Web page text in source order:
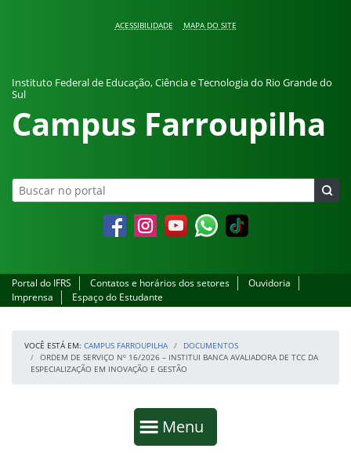
ACESSIBILIDADE MAPA DO SITE
Instituto Federal de Educação, Ciência e Tecnologia do Rio Grande do
Sul
Campus Farroupilha
FacebookInstagramYouTubeWhatsapp
Portal do IFRS Contatos e horários dos setores
Ouvidoria
Imprensa
Espaço do Estudante
VOCÊ ESTÁ EM: CAMPUS FARROUPILHA
DOCUMENTOS
ORDEM DE SERVIÇO Nº 16/2026 – INSTITUI BANCA AVALIADORA DE TCC DA
ESPECIALIZAÇÃO EM INOVAÇÃO E GESTÃO
Mostrar
Menu